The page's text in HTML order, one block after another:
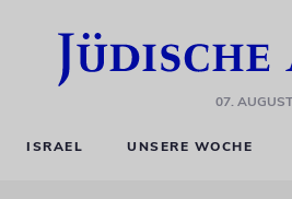
07.
ISRAEL UNSERE WOCHE